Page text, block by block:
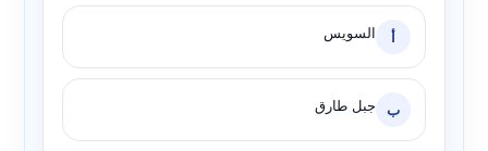
أ السويس
ب جبل طارق